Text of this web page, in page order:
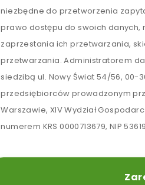
niezbędne do przetworzenia
prawo dostępu do swoich
zaprzestania ich przetwarzania,
przetwarzania. Administratorem
siedzibą ul. Nowy Świat 54/56,
przedsiębiorców prowadzonym
Warszawie, XIV Wydział
numerem KRS 0000713679, NIP